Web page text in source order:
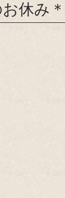
休み＊